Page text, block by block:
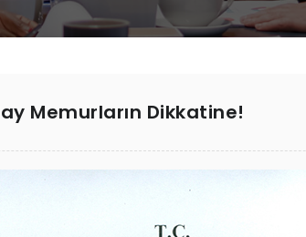
Memurların Dikkatine!